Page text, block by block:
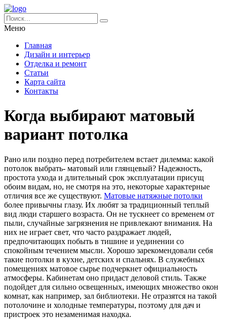
Меню
Главная
Дизайн и интерьер
Отделка и ремонт
Статьи
Карта сайта
Контакты
Когда выбирают матовый
вариант потолка
Рано или поздно перед потребителем встает дилемма: какой
потолок выбрать- матовый или глянцевый? Надежность,
простота ухода и длительный срок эксплуатации присущ
обоим видам, но, не смотря на это, некоторые характерные
отличия все же существуют. Матовые натяжные потолки
более привычны глазу. Их любят за традиционный теплый
вид люди старшего возраста. Он не тускнеет со временем от
пыли, случайные загрязнения не привлекают внимания. На
них не играет свет, что часто раздражает людей,
предпочитающих побыть в тишине и уединении со
спокойным течением мысли. Хорошо зарекомендовали себя
такие потолки в кухне, детских и спальнях. В служебных
помещениях матовое сырье подчеркнет официальность
атмосферы. Кабинетам оно придаст деловой стиль. Также
подойдет для сильно освещенных, имеющих множество окон
комнат, как например, зал библиотеки. Не отразятся на такой
потолочине и холодные температуры, поэтому для дач и
пристроек это незаменимая находка.